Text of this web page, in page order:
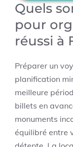
Quels
pour
réussi à
Préparer un
planification
meilleure
billets en
monuments
équilibré entre